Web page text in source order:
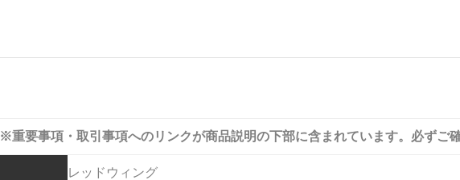
※重要事項・取引事項へのリンクが商品説明の下部に含まれています。必ずご
レッドウィング